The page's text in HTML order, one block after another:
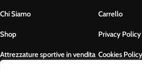
Chi Siamo
Shop
Attrezzature sportive in vendita
Carrello
Privacy Policy
Cookies Policy